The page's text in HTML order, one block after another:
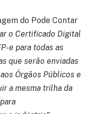
do Pode Contar
o Certificado Digital
e para todas as
que serão enviadas
Órgãos Públicos e
a mesma trilha da